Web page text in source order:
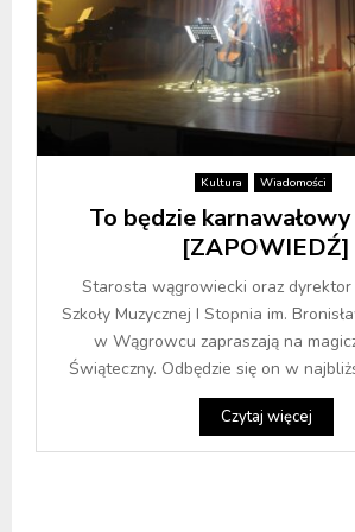
Kultura Wiadomości
To będzie
[ZAPOWIEDŹ]
Starosta wągrowiecki oraz
Szkoły Muzycznej I Stopnia im.
w Wągrowcu zapraszają na
Świąteczny. Odbędzie się on w
Czytaj więcej